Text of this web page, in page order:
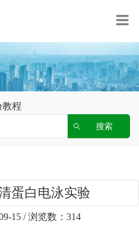
教程
蛋白电泳实验
15 / 浏览数：314